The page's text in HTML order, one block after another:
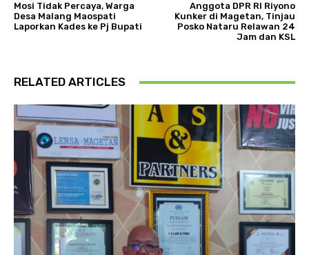
Mosi Tidak Percaya, Warga
Desa Malang Maospati
Laporkan Kades ke Pj Bupati
Anggota DPR RI Riyono
Kunker di Magetan, Tinjau
Posko Nataru Relawan 24
Jam dan KSL
RELATED ARTICLES